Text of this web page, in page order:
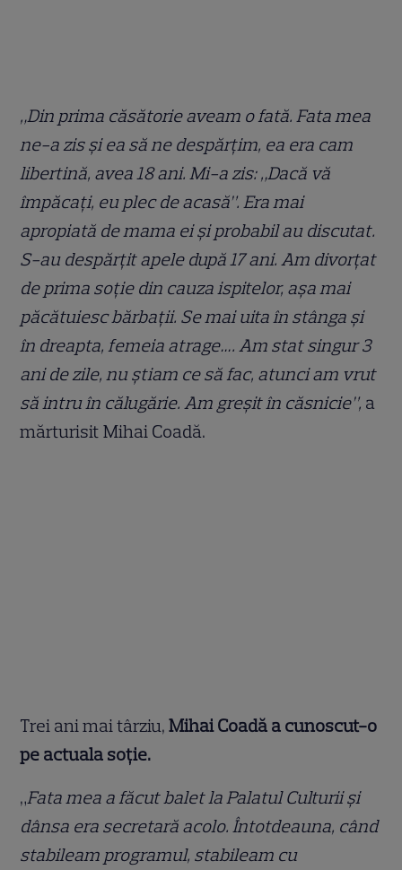
„Din prima căsătorie aveam o fată. Fata mea
ne-a zis și ea să ne despărţim, ea era cam
libertină, avea 18 ani. Mi-a zis: „Dacă vă
împăcați, eu plec de acasă”. Era mai
apropiată de mama ei și probabil au discutat.
S-au despărțit apele după 17 ani. Am divorţat
de prima soţie din cauza ispitelor, aşa mai
păcătuiesc bărbaţii. Se mai uita în stânga şi
în dreapta, femeia atrage…. Am stat singur 3
ani de zile, nu ştiam ce să fac, atunci am vrut
să intru în călugărie. Am greşit în căsnicie”, a
mărturisit Mihai Coadă.
Trei ani mai târziu,Mihai Coadă a cunoscut-o
pe actuala soție.
„Fata mea a făcut balet la Palatul Culturii și
dânsa era secretară acolo. Întotdeauna, când
stabileam programul, stabileam cu